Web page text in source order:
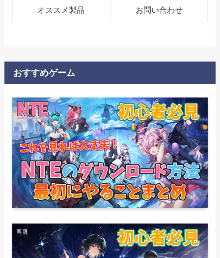
オススメ製品 お問い合わせ
おすすめゲーム